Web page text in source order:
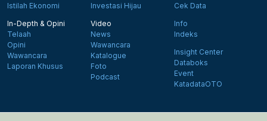
Istilah Ekonomi
Investasi Hijau
Cek Data
In-Depth & Opini
Telaah
Opini
Wawancara
Laporan Khusus
Video
News
Wawancara
Katalogue
Foto
Podcast
Info
Indeks
Insight Center
Databoks
Event
KatadataOTO